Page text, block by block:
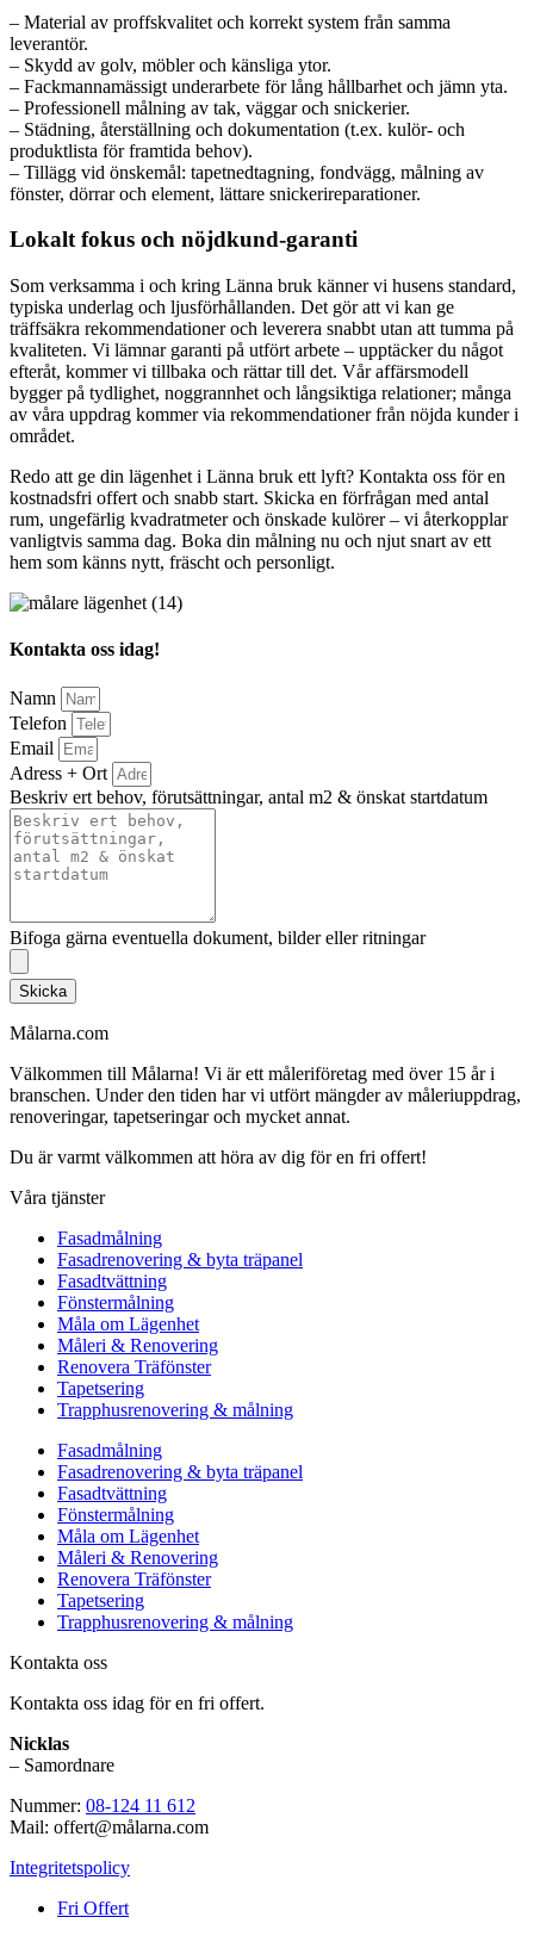
– Material av proffskvalitet och korrekt system från samma
leverantör.
– Skydd av golv, möbler och känsliga ytor.
– Fackmannamässigt underarbete för lång hållbarhet och jämn yta.
– Professionell målning av tak, väggar och snickerier.
– Städning, återställning och dokumentation (t.ex. kulör- och
produktlista för framtida behov).
– Tillägg vid önskemål: tapetnedtagning, fondvägg, målning av
fönster, dörrar och element, lättare snickerireparationer.
Lokalt fokus och nöjdkund-garanti
Som verksamma i och kring Länna bruk känner vi husens standard,
typiska underlag och ljusförhållanden. Det gör att vi kan ge
träffsäkra rekommendationer och leverera snabbt utan att tumma på
kvaliteten. Vi lämnar garanti på utfört arbete – upptäcker du något
efteråt, kommer vi tillbaka och rättar till det. Vår affärsmodell
bygger på tydlighet, noggrannhet och långsiktiga relationer; många
av våra uppdrag kommer via rekommendationer från nöjda kunder i
området.
Redo att ge din lägenhet i Länna bruk ett lyft? Kontakta oss för en
kostnadsfri offert och snabb start. Skicka en förfrågan med antal
rum, ungefärlig kvadratmeter och önskade kulörer – vi återkopplar
vanligtvis samma dag. Boka din målning nu och njut snart av ett
hem som känns nytt, fräscht och personligt.
Kontakta oss idag!
Namn
Telefon
Email
Adress + Ort
Beskriv ert behov, förutsättningar, antal m2 & önskat startdatum
Bifoga gärna eventuella dokument, bilder eller ritningar
Skicka
Målarna.com
Välkommen till Målarna! Vi är ett måleriföretag med över 15 år i
branschen. Under den tiden har vi utfört mängder av måleriuppdrag,
renoveringar, tapetseringar och mycket annat.
Du är varmt välkommen att höra av dig för en fri offert!
Våra tjänster
Fasadmålning
Fasadrenovering & byta träpanel
Fasadtvättning
Fönstermålning
Måla om Lägenhet
Måleri & Renovering
Renovera Träfönster
Tapetsering
Trapphusrenovering & målning
Fasadmålning
Fasadrenovering & byta träpanel
Fasadtvättning
Fönstermålning
Måla om Lägenhet
Måleri & Renovering
Renovera Träfönster
Tapetsering
Trapphusrenovering & målning
Kontakta oss
Kontakta oss idag för en fri offert.
Nicklas
– Samordnare
Nummer: 08-124 11 612
Mail: offert@målarna.com
Integritetspolicy
Fri Offert